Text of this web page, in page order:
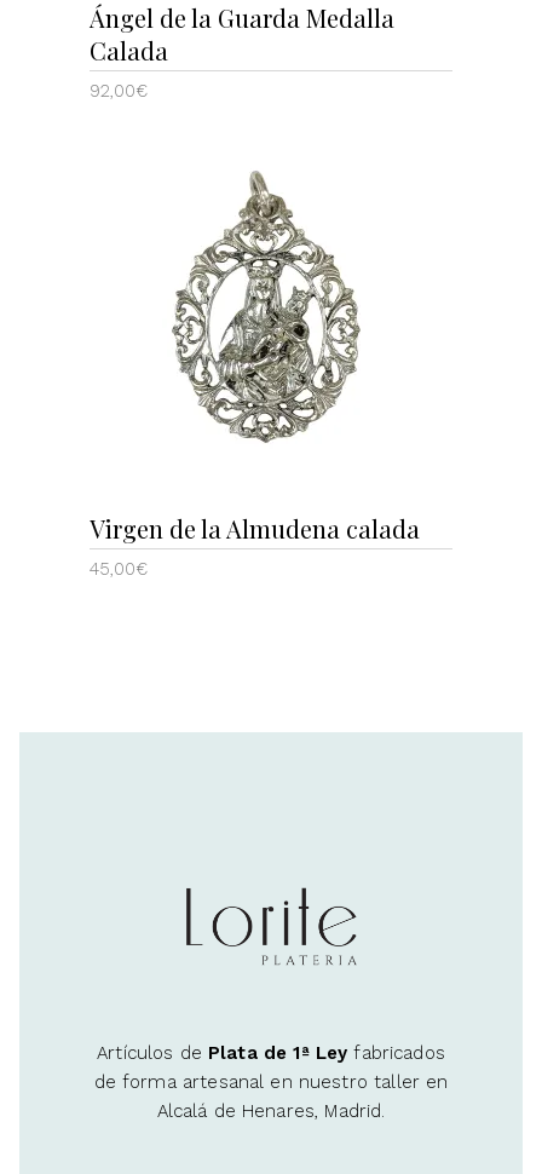
Ángel de la Guarda Medalla
Calada
92,00€
AÑADIR AL CARRITO
Virgen de la Almudena calada
45,00€
Artículos de Plata de 1ª Ley fabricados
de forma artesanal en nuestro taller en
Alcalá de Henares, Madrid.